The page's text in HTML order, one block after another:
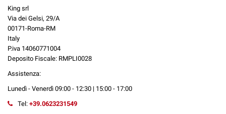
King srl
Via dei Gelsi, 29/A
00171-Roma-RM
Italy
P.iva 14060771004
Deposito Fiscale: RMPLI0028
Assistenza:
Lunedì - Venerdì 09:00 - 12:30 | 15:00 - 17:00
Tel: +39.0623231549